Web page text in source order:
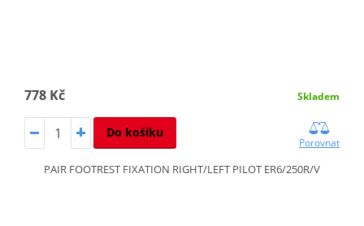
778 Kč Skladem
Do košíku
Porovnat
PAIR FOOTREST FIXATION RIGHT/LEFT PILOT ER6/250R/V